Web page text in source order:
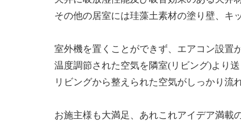
その他の居室には珪藻土素材の塗り壁、キ
室外機を置くことができず、エアコン設置
温度調節された空気を隣室(リビング)より
リビングから整えられた空気がしっかり流
お施主様も大満足、あれこれアイデア満載